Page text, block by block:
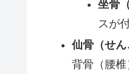
坐骨
スが
仙骨（せん
背骨（腰